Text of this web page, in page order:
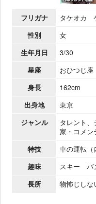
フリガナ
タケオカ
性別
女
生年月日
3/30
星座
おひつじ座
身長
162cm
出身地
東京
ジャンル
タレント
家・コメン
特技
車の運転
趣味
スキー バ
長所
物怖じし